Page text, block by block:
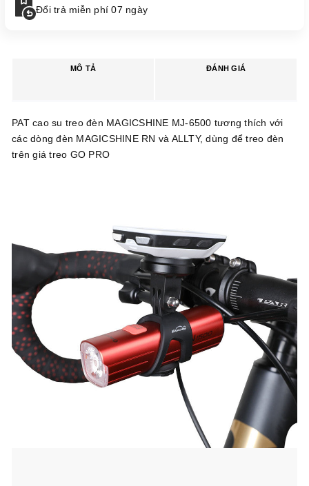
Đổi trả miễn phí 07 ngày
MÔ TẢ ĐÁNH GIÁ
PAT cao su treo đèn MAGICSHINE MJ-6500 tương thích với
các dòng đèn MAGICSHINE RN và ALLTY, dùng để treo đèn
trên giá treo GO PRO